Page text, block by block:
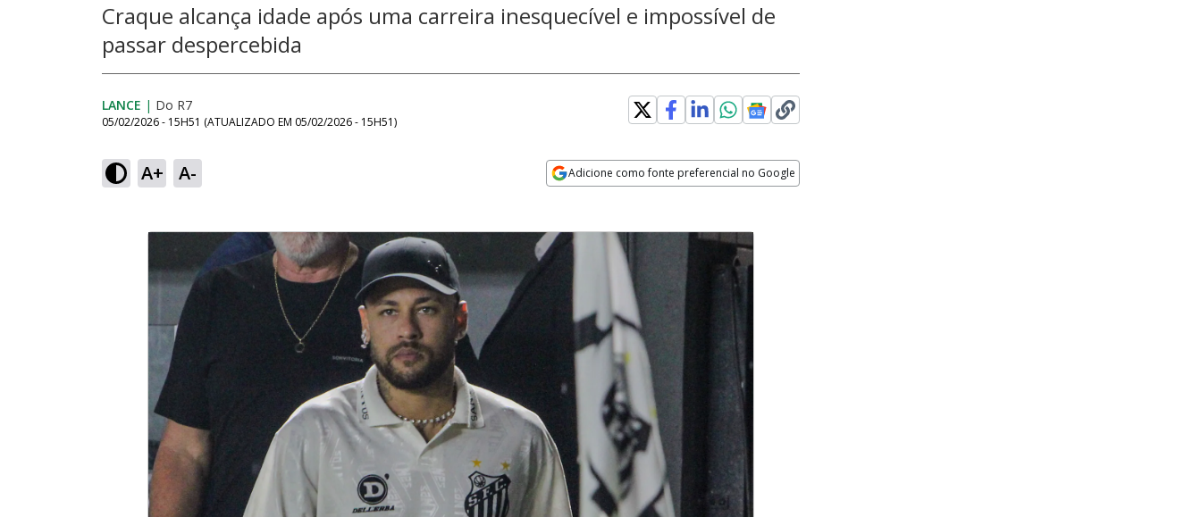
Craque alcança idade após uma carreira inesquecível e impossível de
passar despercebida
LANCE | Do R7
05/02/2026 - 15H51 (ATUALIZADO EM 05/02/2026 - 15H51)
A+ A- Adicione como fonte preferencial no Google